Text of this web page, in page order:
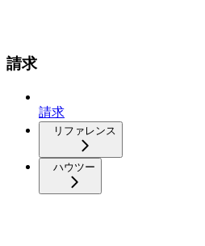
請求
請求
リファレンス
ハウツー